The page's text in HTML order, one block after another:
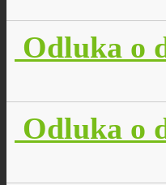
Odluka o
Odluka o